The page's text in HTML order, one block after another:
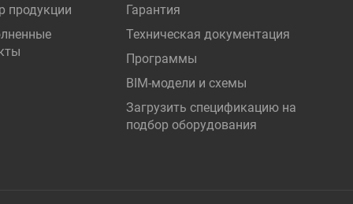
продукции
Гарантия
Техническая документация
Программы
BIM-модели и схемы
Загрузить спецификацию на
подбор оборудования